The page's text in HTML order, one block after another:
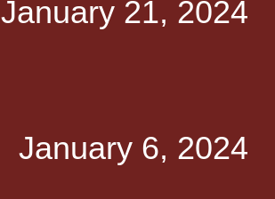
January 21, 2024
January 6, 2024